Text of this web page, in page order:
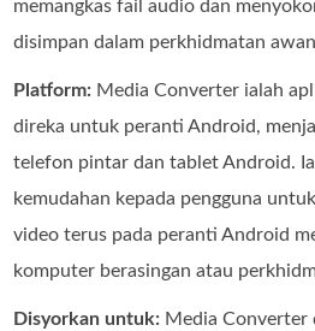
memangkas fail audio dan
disimpan dalam perkhidmatan
Platform: Media Converter ialah
direka untuk peranti Android,
telefon pintar dan tablet Android.
kemudahan kepada pengguna
video terus pada peranti Android
komputer berasingan atau
Disyorkan untuk: Media Converter